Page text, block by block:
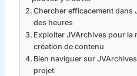
Chercher efficacement dans
des heures
Exploiter JVArchives pour la
création de contenu
Bien naviguer sur
projet